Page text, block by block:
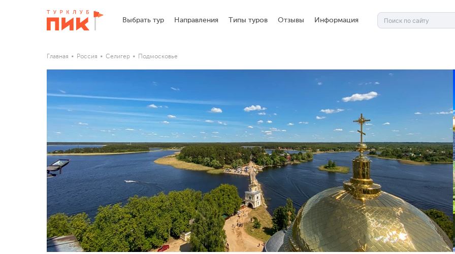
Выбрать тур Направления Типы туров Отзывы Информация
Главная Россия Селигер Подмосковье